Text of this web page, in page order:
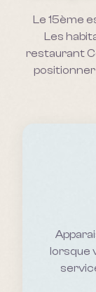
Le 15ème
Les
restaurant
lorsque